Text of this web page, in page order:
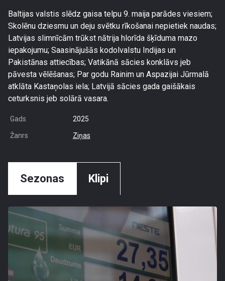
Baltijas valstis slēdz gaisa telpu 9. maija parādes viesiem;
Skolēnu dziesmu un deju svētku rīkošanai nepietiek naudas;
Latvijas slimnīcām trūkst nātrija hlorīda šķīduma mazo
iepakojumu; Saasinājušās kodolvalstu Indijas un
Pakistānas attiecības; Vatikānā sācies konklāvs jeb
pāvesta vēlēšanas; Par godu Rainim un Aspazijai Jūrmalā
atklāta Kastaņolas iela; Latvijā sācies gada gaišākais
ceturksnis jeb solārā vasara.
Gads 2025
Žanrs Ziņas
Sezonas Klipi